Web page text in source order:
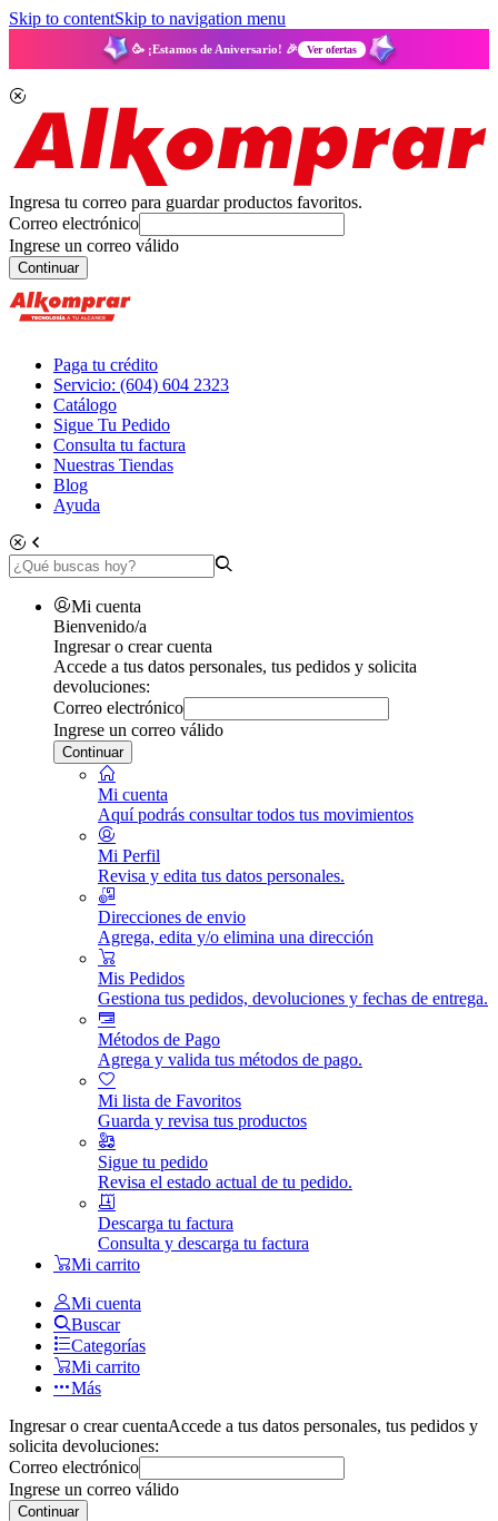
Skip to contentSkip to navigation menu
🥳 ¡Estamos de Aniversario! 🎉 Ver ofertas
Ingresa tu correo para guardar productos favoritos.
Correo electrónico
Ingrese un correo válido
Continuar
Paga tu crédito
Servicio: (604) 604 2323
Catálogo
Sigue Tu Pedido
Consulta tu factura
Nuestras Tiendas
Blog
Ayuda
Mi cuenta
Bienvenido/a
Ingresar o crear cuenta
Accede a tus datos personales, tus pedidos y solicita
devoluciones:
Correo electrónico
Ingrese un correo válido
Continuar
Mi cuenta
Aquí podrás consultar todos tus movimientos
Mi Perfil
Revisa y edita tus datos personales.
Direcciones de envio
Agrega, edita y/o elimina una dirección
Mis Pedidos
Gestiona tus pedidos, devoluciones y fechas de entrega.
Métodos de Pago
Agrega y valida tus métodos de pago.
Mi lista de Favoritos
Guarda y revisa tus productos
Sigue tu pedido
Revisa el estado actual de tu pedido.
Descarga tu factura
Consulta y descarga tu factura
Mi carrito
Mi cuenta
Buscar
Categorías
Mi carrito
Más
Ingresar o crear cuentaAccede a tus datos personales, tus pedidos y
solicita devoluciones:
Correo electrónico
Ingrese un correo válido
Continuar